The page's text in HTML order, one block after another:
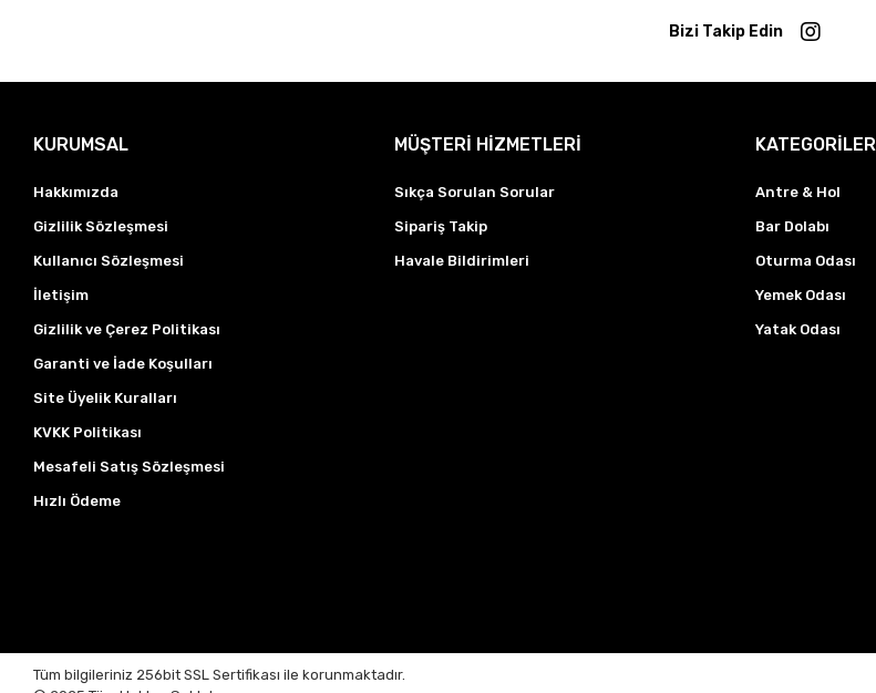
Bizi Takip Edin
KURUMSAL
Hakkımızda
Gizlilik Sözleşmesi
Kullanıcı Sözleşmesi
İletişim
Gizlilik ve Çerez Politikası
Garanti ve İade Koşulları
Site Üyelik Kuralları
KVKK Politikası
Mesafeli Satış Sözleşmesi
Hızlı Ödeme
MÜŞTERİ HİZMETLERİ
Sıkça Sorulan Sorular
Sipariş Takip
Havale Bildirimleri
KATEGORİLER
Antre & Hol
Bar Dolabı
Oturma Odası
Yemek Odası
Yatak Odası
Tüm bilgileriniz 256bit SSL Sertifikası ile korunmaktadır.